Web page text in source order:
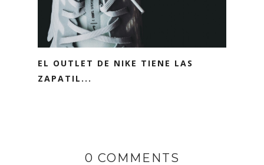
EL OUTLET DE NIKE TIENE LAS
ZAPATIL...
0 COMMENTS